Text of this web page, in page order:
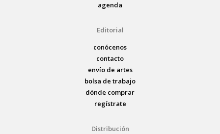
agenda
Editorial
conócenos
contacto
envío de artes
bolsa de trabajo
dónde comprar
regístrate
Distribución